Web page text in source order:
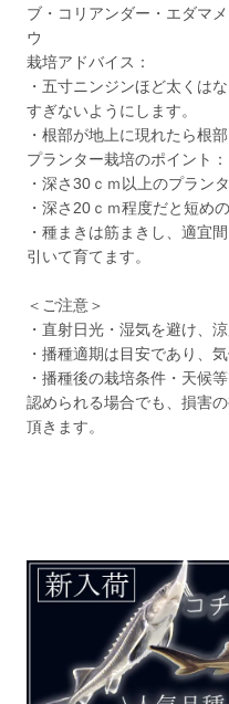
ブ・コリアンダー・エダマ
ウ
栽培アドバイス：
・五寸ニンジンほど太くは
すぎないようにします。
・根部が地上に現れたら根
プランター栽培のポイント：
・深さ30ｃｍ以上のプラン
・深さ20ｃｍ程度だと短め
・種まきは筋まきし、適宜
引いて育てます。
＜ご注意＞
・直射日光・湿気を避け、
・播種適期は目安であり、
・播種後の栽培条件・天候
認められる場合でも、損害
頂きます。